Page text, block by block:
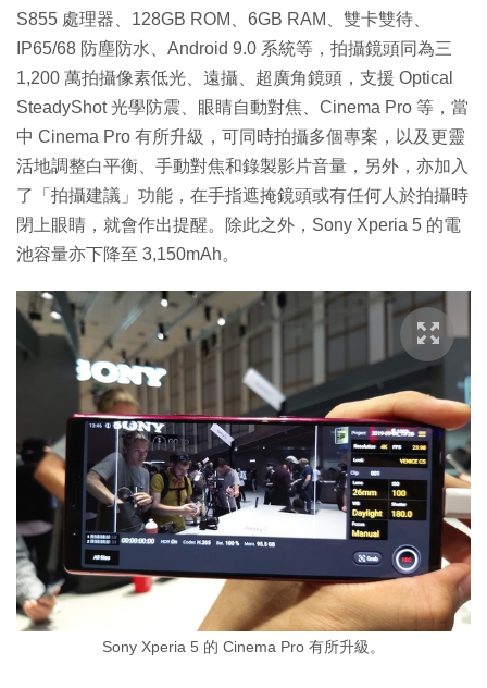
S855 處理器、128GB ROM、6GB RAM、雙卡雙待、
IP65/68 防塵防水、Android 9.0 系統等，拍攝鏡頭同為三
1,200 萬拍攝像素低光、遠攝、超廣角鏡頭，支援 Optical
SteadyShot 光學防震、眼睛自動對焦、Cinema Pro 等，當
中 Cinema Pro 有所升級，可同時拍攝多個專案，以及更靈
活地調整白平衡、手動對焦和錄製影片音量，另外，亦加入
了「拍攝建議」功能，在手指遮掩鏡頭或有任何人於拍攝時
閉上眼睛，就會作出提醒。除此之外，Sony Xperia 5 的電
池容量亦下降至 3,150mAh。
Sony Xperia 5 的 Cinema Pro 有所升級。